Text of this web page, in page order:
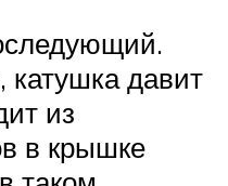
катушка давит
из
в крышке